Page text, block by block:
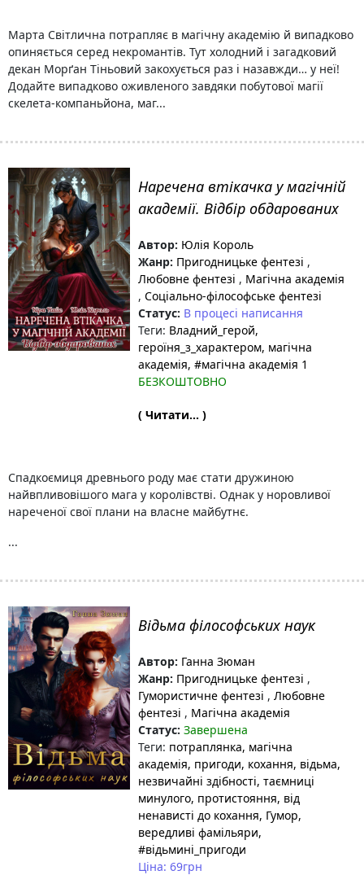
Марта Світлична потрапляє в магічну академію й випадково
опиняється серед некромантів. Тут холодний і загадковий
декан Морґан Тіньовий закохується раз і назавжди… у неї!
Додайте випадково оживленого завдяки побутової магії
скелета-компаньйона, маг...
Наречена втікачка у магічній
академії. Відбір обдарованих
Автор: Юлія Король
Жанр: Пригодницьке фентезі ,
Любовне фентезі , Магічна академія
, Соціально-філософське фентезі
Статус: В процесі написання
Теги: Владний_герой,
героїня_з_характером, магічна
академія, #магічна академія 1
БЕЗКОШТОВНО
( Читати... )
Спадкоємиця древнього роду має стати дружиною
найвпливовішого мага у королівстві. Однак у норовливої
нареченої свої плани на власне майбутнє.
...
Відьма філософських наук
Автор: Ганна Зюман
Жанр: Пригодницьке фентезі ,
Гумористичне фентезі , Любовне
фентезі , Магічна академія
Статус: Завершена
Теги: потраплянка, магічна
академія, пригоди, кохання, відьма,
незвичайні здібності, таємниці
минулого, протистояння, від
ненависті до кохання, Гумор,
вередливі фамільяри,
#відьмині_пригоди
Ціна: 69грн